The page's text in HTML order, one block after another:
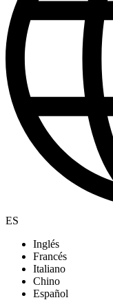
ES
Inglés
Francés
Italiano
Chino
Español